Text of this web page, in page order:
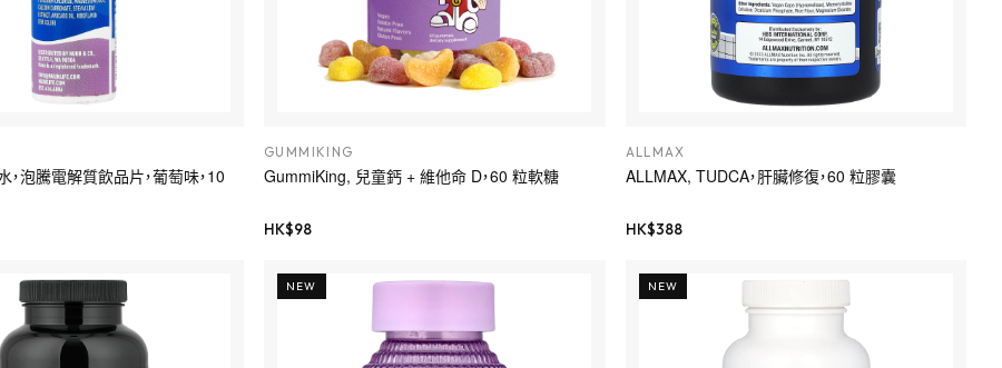
泡騰電解質飲品片，葡萄味，10
GUMMIKING
GummiKing, 兒童鈣 + 維他命 D，60 粒軟糖
HK$98
ALLMAX
ALLMAX, TUDCA，肝臟修復，60 粒膠囊
HK$388
NEW NEW